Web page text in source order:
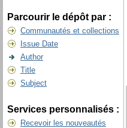
Parcourir le dépôt par :
Communautés et collections
Issue Date
Author
Title
Subject
Services personnalisés :
Recevoir les nouveautés